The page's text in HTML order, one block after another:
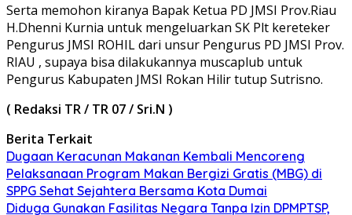
Serta memohon kiranya Bapak Ketua PD JMSI Prov.Riau
H.Dhenni Kurnia untuk mengeluarkan SK Plt kereteker
Pengurus JMSI ROHIL dari unsur Pengurus PD JMSI Prov.
RIAU , supaya bisa dilakukannya muscaplub untuk
Pengurus Kabupaten JMSI Rokan Hilir tutup Sutrisno.
( Redaksi TR / TR 07 / Sri.N )
Berita Terkait
Dugaan Keracunan Makanan Kembali Mencoreng
Pelaksanaan Program Makan Bergizi Gratis (MBG) di
SPPG Sehat Sejahtera Bersama Kota Dumai
Diduga Gunakan Fasilitas Negara Tanpa Izin DPMPTSP,